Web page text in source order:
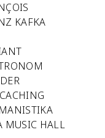
KAFKA
MUSIC HALL